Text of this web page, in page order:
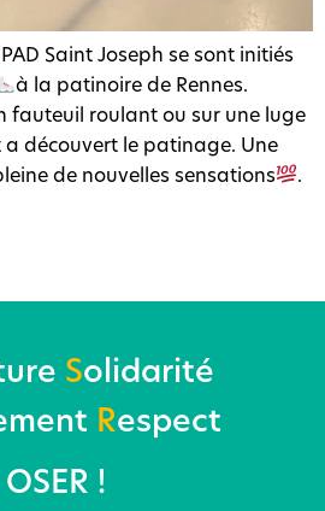
Saint Joseph se sont initiés
à la patinoire de Rennes.
fauteuil roulant ou sur une luge
découvert le patinage. Une
de nouvelles sensations
.
Solidarité
Respect
OSER !